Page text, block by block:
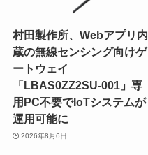
村田製作所、Webアプリ内
蔵の無線センシング向けゲ
ートウェイ
「LBAS0ZZ2SU-001」専
用PC不要でIoTシステムが
運用可能に
2026年8月6日